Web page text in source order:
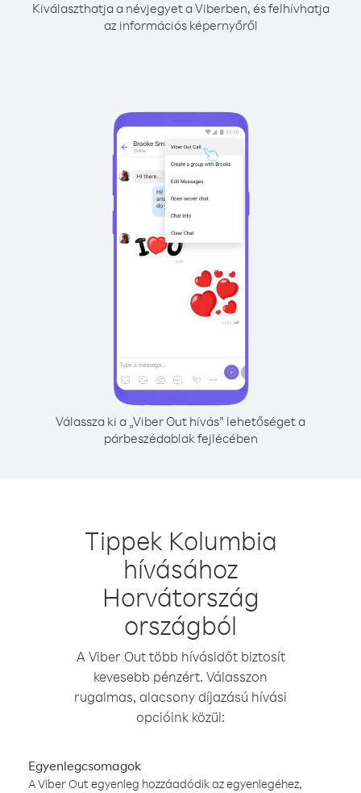
Kiválaszthatja a névjegyet a Viberben, és felhívhatja
az információs képernyőről
Válassza ki a „Viber Out hívás” lehetőséget a
párbeszédablak fejlécében
Tippek Kolumbia
hívásához
Horvátország
országból
A Viber Out több hívásidőt biztosít
kevesebb pénzért. Válasszon
rugalmas, alacsony díjazású hívási
opcióink közül:
Egyenlegcsomagok
A Viber Out egyenleg hozzáadódik az egyenlegéhez,